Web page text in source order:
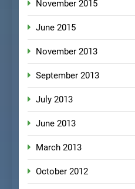
November 2015
June 2015
November 2013
September 2013
July 2013
June 2013
March 2013
October 2012